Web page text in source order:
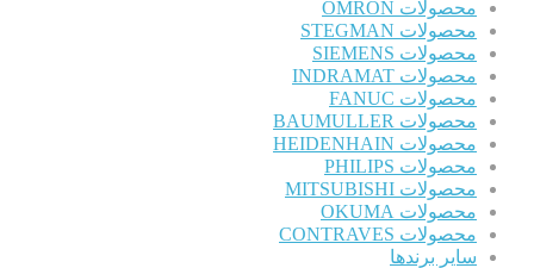
محصولات OMRON
محصولات STEGMAN
محصولات SIEMENS
محصولات INDRAMAT
محصولات FANUC
محصولات BAUMULLER
محصولات HEIDENHAIN
محصولات PHILIPS
محصولات MITSUBISHI
محصولات OKUMA
محصولات CONTRAVES
سایر برندها